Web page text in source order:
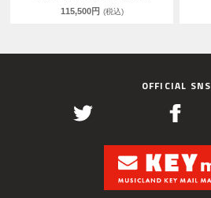
115,500円 (税込)
OFFICIAL SNS